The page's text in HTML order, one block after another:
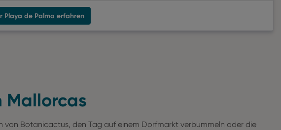
Playa de Palma erfahren
Mallorcas
von Botanicactus, den Tag auf einem Dorfmarkt verbummeln oder die